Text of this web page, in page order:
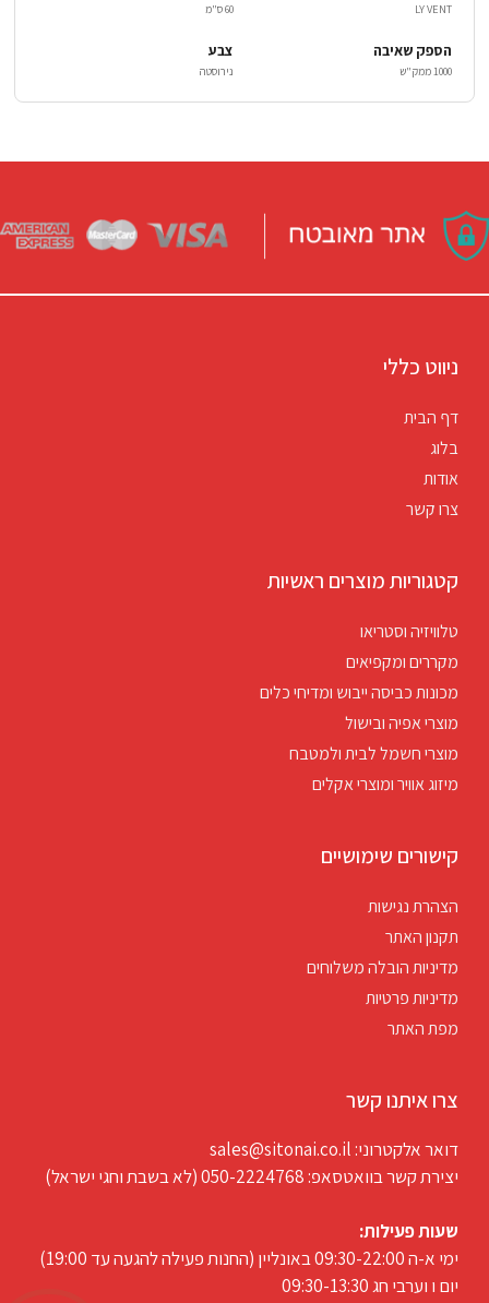
LY VENT 60 ס"מ
הספק שאיבה
1000 ממק"ש
צבע
נירוסטה
ניווט כללי
דף הבית
בלוג
אודות
צרו קשר
קטגוריות מוצרים ראשיות
טלוויזיה וסטריאו
מקררים ומקפיאים
מכונות כביסה ייבוש ומדיחי כלים
מוצרי אפיה ובישול
מוצרי חשמל לבית ולמטבח
מיזוג אוויר ומוצרי אקלים
קישורים שימושיים
הצהרת נגישות
תקנון האתר
מדיניות הובלה משלוחים
מדיניות פרטיות
מפת האתר
צרו איתנו קשר
דואר אלקטרוני: sales@sitonai.co.il
יצירת קשר בוואטסאפ: 050-2224768 (לא בשבת וחגי ישראל)
שעות פעילות:
ימי א-ה 09:30-22:00 באונליין (החנות פעילה להגעה עד 19:00)
יום ו וערבי חג 09:30-13:30